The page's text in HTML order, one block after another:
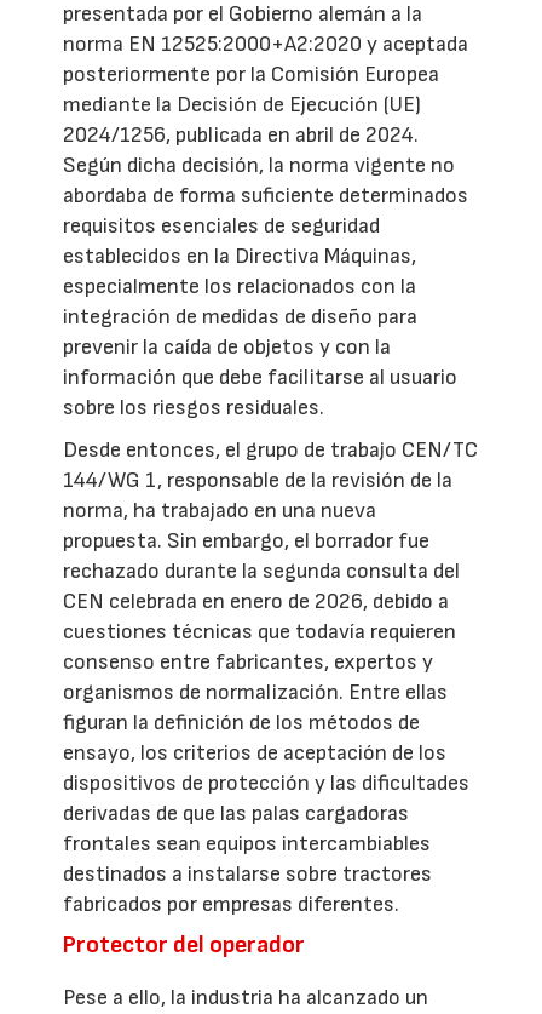
presentada por el Gobierno alemán a la
norma EN 12525:2000+A2:2020 y aceptada
posteriormente por la Comisión Europea
mediante la Decisión de Ejecución (UE)
2024/1256, publicada en abril de 2024.
Según dicha decisión, la norma vigente no
abordaba de forma suficiente determinados
requisitos esenciales de seguridad
establecidos en la Directiva Máquinas,
especialmente los relacionados con la
integración de medidas de diseño para
prevenir la caída de objetos y con la
información que debe facilitarse al usuario
sobre los riesgos residuales.
Desde entonces, el grupo de trabajo CEN/TC
144/WG 1, responsable de la revisión de la
norma, ha trabajado en una nueva
propuesta. Sin embargo, el borrador fue
rechazado durante la segunda consulta del
CEN celebrada en enero de 2026, debido a
cuestiones técnicas que todavía requieren
consenso entre fabricantes, expertos y
organismos de normalización. Entre ellas
figuran la definición de los métodos de
ensayo, los criterios de aceptación de los
dispositivos de protección y las dificultades
derivadas de que las palas cargadoras
frontales sean equipos intercambiables
destinados a instalarse sobre tractores
fabricados por empresas diferentes.
Protector del operador
Pese a ello, la industria ha alcanzado un